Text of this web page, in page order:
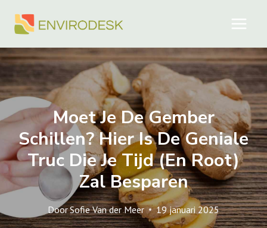
naar
Moet Je De Gember
Schillen? Hier Is De Geniale
Truc Die Je Tijd (en Root)
Zal Besparen
DoorSofie Van der Meer 19 januari 2025